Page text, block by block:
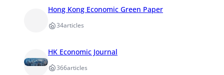
Hong Kong Economic Green Paper
34articles
HK Economic Journal
366articles